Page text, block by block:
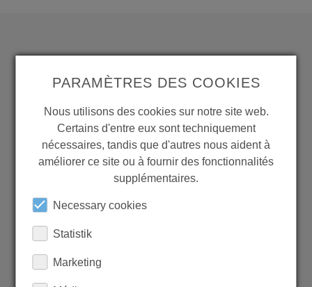
MORE PRODUCTS?
Back to overview
PARAMÈTRES DES COOKIES
Nous utilisons des cookies sur notre site web.
Certains d'entre eux sont techniquement
nécessaires, tandis que d'autres nous aident à
améliorer ce site ou à fournir des fonctionnalités
supplémentaires.
Necessary cookies
Statistik
Marketing